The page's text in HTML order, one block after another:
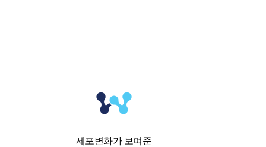
세포변화가 보여준